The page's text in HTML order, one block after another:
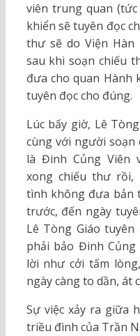
viên trung quan
khiển sẽ tuyên đọc
thư sẽ do Viện
sau khi soạn chiếu
đưa cho quan Hành
tuyên đọc cho đúng.
Lúc bấy giờ, Lê
cùng với người soạn
là Đinh Củng Viên
xong chiếu thư rồi,
tình không đưa bản
trước, đến ngày
Lê Tòng Giáo
phải bảo Đinh
lời như cởi tấm
ngày càng to dần, át
Sự việc xảy ra giữa
triều đình của Trần